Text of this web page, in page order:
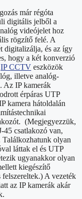
már régóta
digitális jelből a
videójelet hoz
rögzítő felé. A
digitalizálja, és az így
hogy a két konverzió
IP CCTV eszközök
illetve analóg-
Az IP kamerák
érpáras UTP
kamera hátoldalán
(Megjegyezzük,
45 csatlakozó van,
Találkozhatunk olyan
láttak el és UTP
ugyanakkor olyan
kiegészítő
A vezeték
az IP kamerák akár